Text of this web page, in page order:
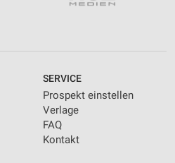
SERVICE
Prospekt einstellen
Verlage
FAQ
Kontakt